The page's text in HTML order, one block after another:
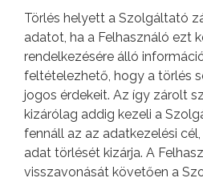
Törlés helyett a Szolgáltató
adatot, ha a Felhasználó ezt
rendelkezésére álló
feltételezhető, hogy a törlés
jogos érdekeit. Az így zárolt
kizárólag addig kezeli a
fennáll az az adatkezelési
adat törlését kizárja. A
visszavonását követően a